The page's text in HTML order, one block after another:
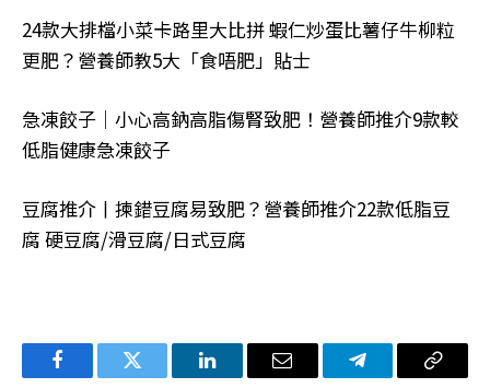
24款大排檔小菜卡路里大比拼 蝦仁炒蛋比薯仔牛柳粒
更肥？營養師教5大「食唔肥」貼士
急凍餃子｜小心高鈉高脂傷腎致肥！營養師推介9款較
低脂健康急凍餃子
豆腐推介丨揀錯豆腐易致肥？營養師推介22款低脂豆
腐 硬豆腐/滑豆腐/日式豆腐
FacebookTwitter LinkedIn电
Telegram复